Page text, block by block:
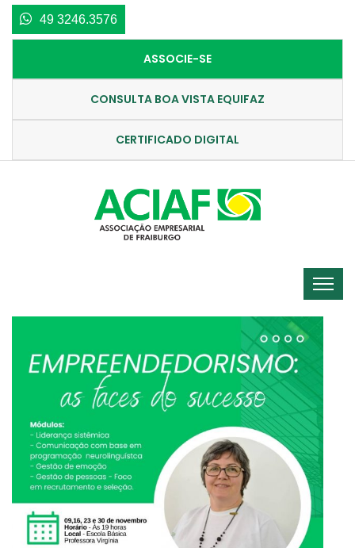
49 3246.3576
ASSOCIE-SE
CONSULTA BOA VISTA EQUIFAZ
CERTIFICADO DIGITAL